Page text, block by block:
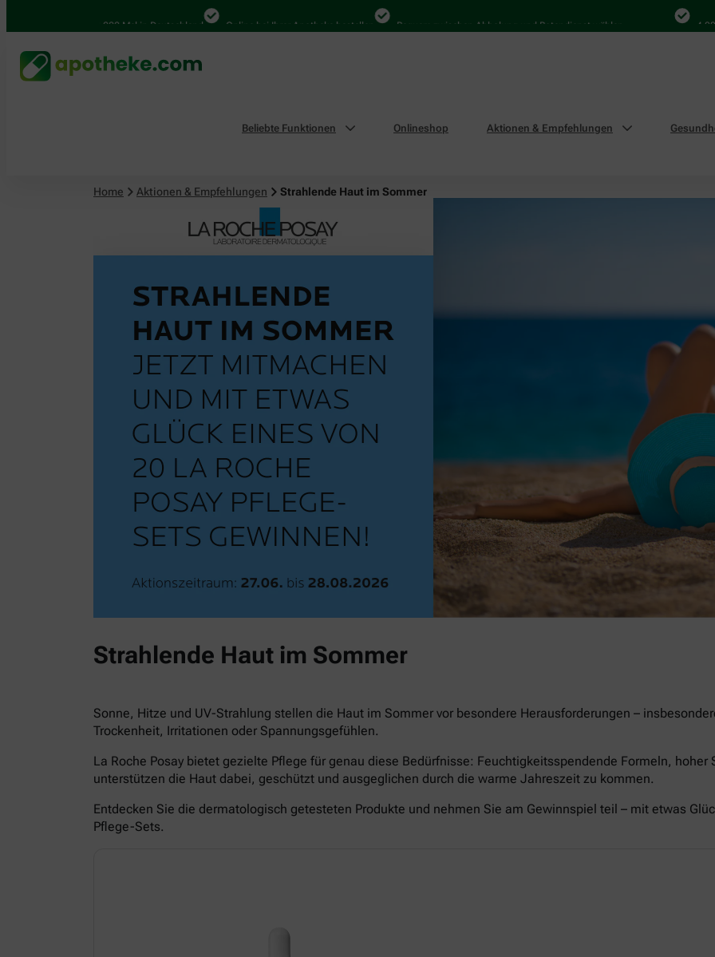
4.000 Mal in Deutschland Online bei Ihrer Apotheke bestellen Bequem zwischen Abholung und Botendienst wählen 4.000 Mal
Beliebte Funktionen Onlineshop Aktionen & Empfehlungen
Home Aktionen & Empfehlungen Strahlende Haut im Sommer
Strahlende Haut im Sommer
Sonne, Hitze und UV-Strahlung stellen die Haut im Sommer vor besondere Herausforderungen –
Trockenheit, Irritationen oder Spannungsgefühlen.
La Roche Posay bietet gezielte Pflege für genau diese Bedürfnisse: Feuchtigkeitsspendende Formeln,
unterstützen die Haut dabei, geschützt und ausgeglichen durch die warme Jahreszeit zu kommen.
Entdecken Sie die dermatologisch getesteten Produkte und nehmen Sie am Gewinnspiel teil – mit etwas
Pflege-Sets.